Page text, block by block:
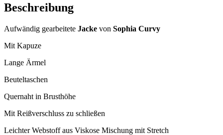
Beschreibung
Aufwändig gearbeitete Jacke von Sophia Curvy
Mit Kapuze
Lange Ärmel
Beuteltaschen
Quernaht in Brusthöhe
Mit Reißverschluss zu schließen
Leichter Webstoff aus Viskose Mischung mit Stretch